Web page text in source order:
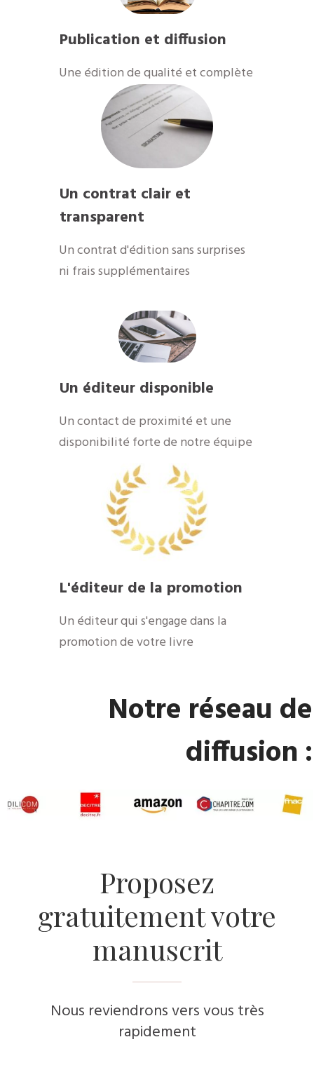
Publication et diffusion
​Une édition de qualité et complète
Un contrat clair et
transparent
Un contrat d'édition sans surprises
ni frais supplémentaires
Un éditeur disponible
​Un contact de proximité et une
disponibilité forte de notre équipe
​L'éditeur de la promotion
​Un éditeur qui s'engage dans la
promotion de votre livre
​Notre réseau de
diffusion :
​Proposez
gratuitement votre
manuscrit
Nous reviendrons vers vous très
rapidement